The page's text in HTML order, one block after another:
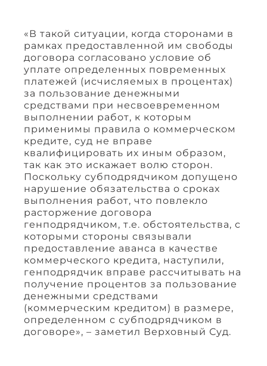
«В такой ситуации, когда сторонами в
рамках предоставленной им свободы
договора согласовано условие об
уплате определенных повременных
платежей (исчисляемых в процентах)
за пользование денежными
средствами при несвоевременном
выполнении работ, к которым
применимы правила о коммерческом
кредите, суд не вправе
квалифицировать их иным образом,
так как это искажает волю сторон.
Поскольку субподрядчиком допущено
нарушение обязательства о сроках
выполнения работ, что повлекло
расторжение договора
генподрядчиком, т.е. обстоятельства, с
которыми стороны связывали
предоставление аванса в качестве
коммерческого кредита, наступили,
генподрядчик вправе рассчитывать на
получение процентов за пользование
денежными средствами
(коммерческим кредитом) в размере,
определенном с субподрядчиком в
договоре», – заметил Верховный Суд.